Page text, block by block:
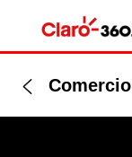
Comercio